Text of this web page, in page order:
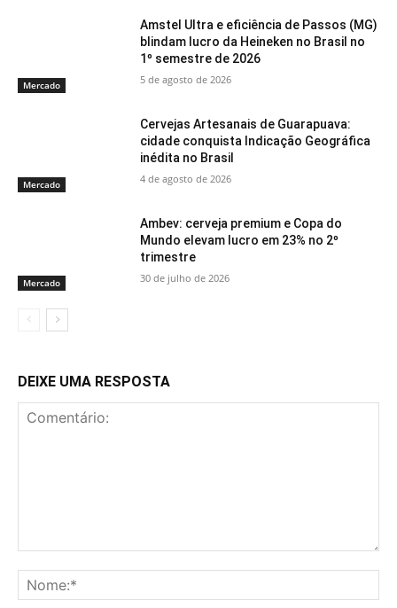
Mercado
Amstel Ultra e eficiência de Passos (MG)
blindam lucro da Heineken no Brasil no
1º semestre de 2026
5 de agosto de 2026
Mercado
Cervejas Artesanais de Guarapuava:
cidade conquista Indicação Geográfica
inédita no Brasil
4 de agosto de 2026
Mercado
Ambev: cerveja premium e Copa do
Mundo elevam lucro em 23% no 2º
trimestre
30 de julho de 2026
DEIXE UMA RESPOSTA